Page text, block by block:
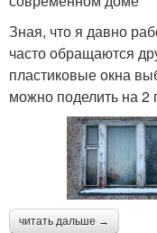
Зная, что я давно
часто обращаются
пластиковые окна
можно поделить на 2
читать дальше →